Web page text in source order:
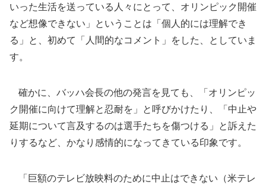
いった生活を送っている人々にとって、オリンピック開催
など想像できない」ということは「個人的には理解でき
る」と、初めて「人間的なコメント」をした、としていま
す。
確かに、バッハ会長の他の発言を見ても、「オリンピッ
ク開催に向けて理解と忍耐を」と呼びかけたり、「中止や
延期について言及するのは選手たちを傷つける」と訴えた
りするなど、かなり感情的になってきている印象です。
「巨額のテレビ放映料のために中止はできない（米テレ